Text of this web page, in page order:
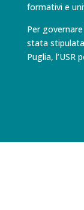
formativi e
Per
stata
Puglia, l’USR